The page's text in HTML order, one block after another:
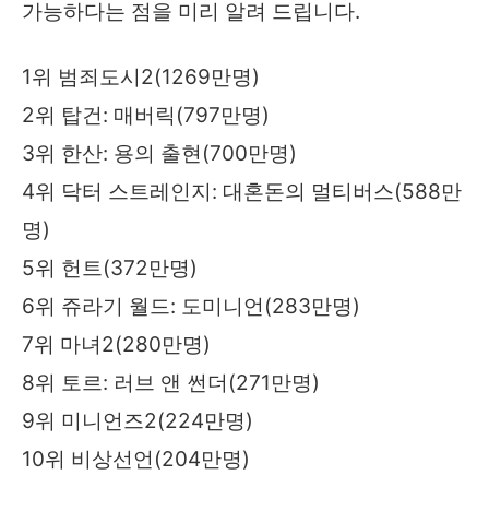
가능하다는 점을 미리 알려 드립니다.
1위 범죄도시2(1269만명)
2위 탑건: 매버릭(797만명)
3위 한산: 용의 출현(700만명)
4위 닥터 스트레인지: 대혼돈의 멀티버스(588만
명)
5위 헌트(372만명)
6위 쥬라기 월드: 도미니언(283만명)
7위 마녀2(280만명)
8위 토르: 러브 앤 썬더(271만명)
9위 미니언즈2(224만명)
10위 비상선언(204만명)